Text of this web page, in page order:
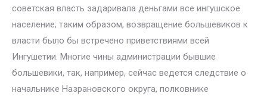
советская власть задаривала деньгами все ингушское
население; таким образом, возвращение большевиков к
власти было бы встречено приветствиями всей
Ингушетии. Многие чины администрации бывшие
большевики, так, например, сейчас ведется следствие о
начальнике Назрановского округа, полковнике